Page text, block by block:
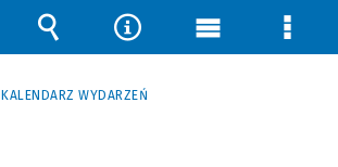
KALENDARZ WYDARZEŃ
Wyszukiwarka
Narzędzia
Menu Menu